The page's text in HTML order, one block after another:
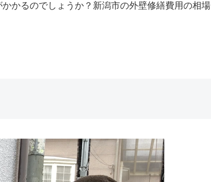
かるのでしょうか？新潟市の外壁修繕費用の相場